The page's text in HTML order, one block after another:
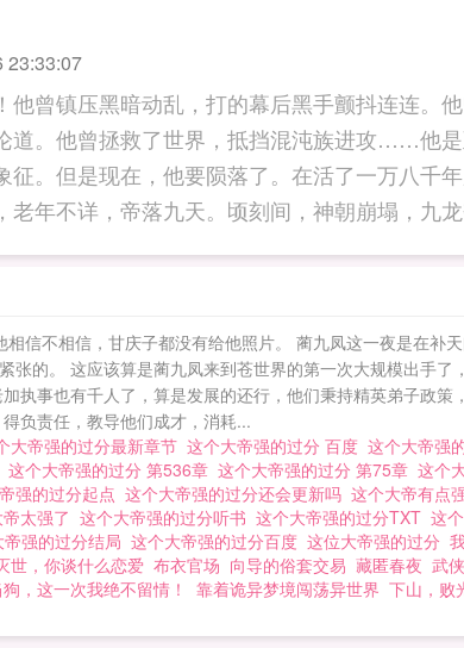
23:33:07
曾镇压黑暗动乱，打的幕后黑手颤抖连连。
道。他曾拯救了世界，抵挡混沌族进攻……他
征。但是现在，他要陨落了。在活了一万八千
年不详，帝落九天。顷刻间，神朝崩塌，九
剩下一个月的寿命！一来就要死？不，我要活
信不相信，甘庆子都没有给他照片。 蔺九凤这一夜是在补
的。 这应该算是蔺九凤来到苍世界的第一次大规模出手
执事也有千人了，算是发展的还行，他们秉持精英弟子政
负责任，教导他们成才，消耗...
大帝强的过分最新章节 这个大帝强的过分 百度 这个大帝强
这个大帝强的过分 第536章 这个大帝强的过分 第75章 这个
强的过分起点 这个大帝强的过分还会更新吗 这个大帝有点
太强了 这个大帝强的过分听书 这个大帝强的过分TXT 这
强的过分结局 这个大帝强的过分百度 这位大帝强的过分
世，你谈什么恋爱 布衣官场 向导的俗套交易 藏匿春夜 武
，这一次我绝不留情！ 靠着诡异梦境闯荡异世界 下山，败